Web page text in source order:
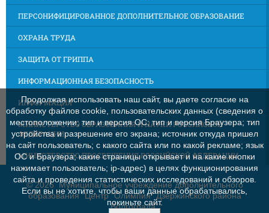
ПЕРСОНИФИЦИРОВАННОЕ ДОПОЛНИТЕЛЬНОЕ ОБРАЗОВАНИЕ
ОХРАНА ТРУДА
ЗАЩИТА ОТ ГРИППА
ИНФОРМАЦИОННАЯ БЕЗОПАСНОСТЬ
ИНФОРМАЦИЯ
МИНИСТЕРСТВО ОБРАЗОВАНИЯ И НАУКИ РОССИЙСКОЙ
ФЕДЕРАЦИИ
МИНИСТЕРСТВО ПРОСВЕЩЕНИЯ РОССИЙСКОЙ ФЕДЕРАЦИИ
©2026 Муниципальное учреждение дополнительного
образования "Центр "Олимпия" Дзержинского района
Волгограда"
Продолжая использовать наш сайт, вы даете согласие на
обработку файлов cookie, пользовательских данных (сведения о
местоположении; тип и версия ОС; тип и версия Браузера; тип
устройства и разрешение его экрана; источник откуда пришел
на сайт пользователь; с какого сайта или по какой рекламе; язык
ОС и Браузера; какие страницы открывает и на какие кнопки
нажимает пользователь; ip-адрес) в целях функционирования
сайта и проведения статистических исследований и обзоров.
Если вы не хотите, чтобы ваши данные обрабатывались,
покиньте сайт.